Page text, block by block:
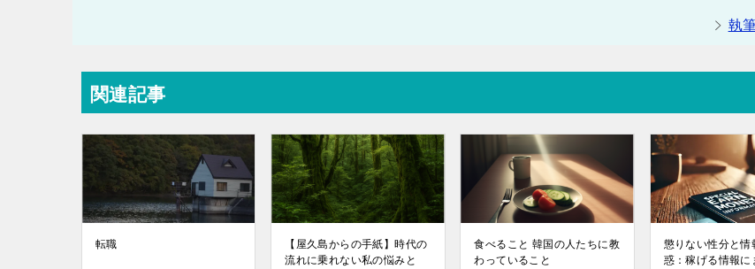
執
関連記事
転職
【屋久島からの手紙】時代の
流れに乗れない私の悩みと
食べること 韓国の人たちに教
わっていること
懲りない性分と情
惑：稼げる情報に